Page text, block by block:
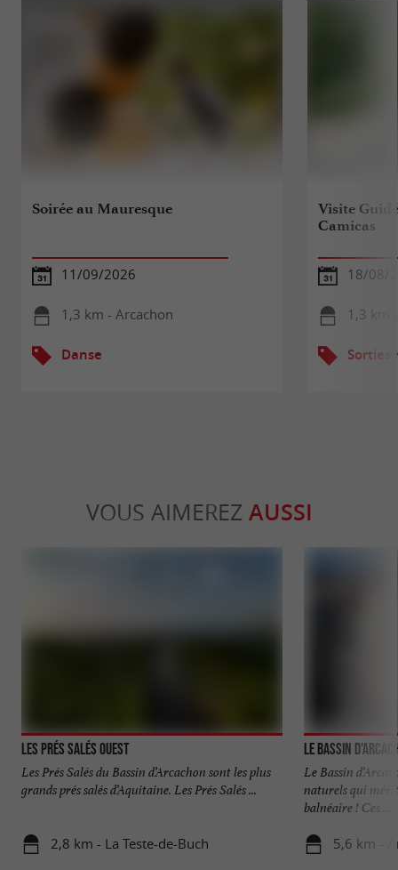
Soirée au Mauresque
11/09/2026
1,3 km - Arcachon
Danse
Visite
Camicas
18/08/
1,3 km
Sorties
VOUS AIMEREZ AUSSI
Les Prés Salés Ouest
Les Prés Salés du Bassin d’Arcachon sont les plus
grands prés salés d’Aquitaine. Les Prés Salés ...
2,8 km - La Teste-de-Buch
Le Bassin
Le Bassin
naturels qui
balnéaire ! Ces ...
5,6 km -